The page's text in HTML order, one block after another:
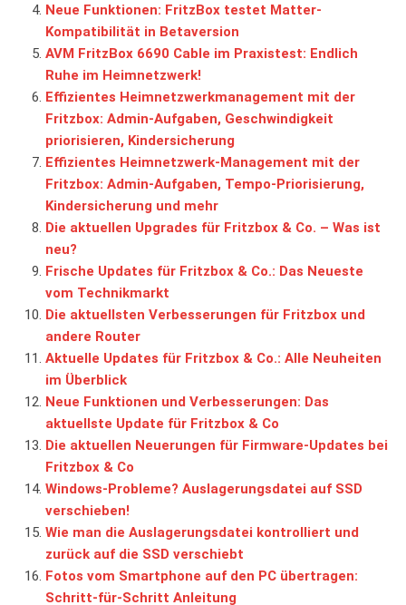
Neue Funktionen: FritzBox testet Matter-
Kompatibilität in Betaversion
AVM FritzBox 6690 Cable im Praxistest: Endlich
Ruhe im Heimnetzwerk!
Effizientes Heimnetzwerkmanagement mit der
Fritzbox: Admin-Aufgaben, Geschwindigkeit
priorisieren, Kindersicherung
Effizientes Heimnetzwerk-Management mit der
Fritzbox: Admin-Aufgaben, Tempo-Priorisierung,
Kindersicherung und mehr
Die aktuellen Upgrades für Fritzbox & Co. – Was ist
neu?
Frische Updates für Fritzbox & Co.: Das Neueste
vom Technikmarkt
Die aktuellsten Verbesserungen für Fritzbox und
andere Router
Aktuelle Updates für Fritzbox & Co.: Alle Neuheiten
im Überblick
Neue Funktionen und Verbesserungen: Das
aktuellste Update für Fritzbox & Co
Die aktuellen Neuerungen für Firmware-Updates bei
Fritzbox & Co
Windows-Probleme? Auslagerungsdatei auf SSD
verschieben!
Wie man die Auslagerungsdatei kontrolliert und
zurück auf die SSD verschiebt
Fotos vom Smartphone auf den PC übertragen:
Schritt-für-Schritt Anleitung